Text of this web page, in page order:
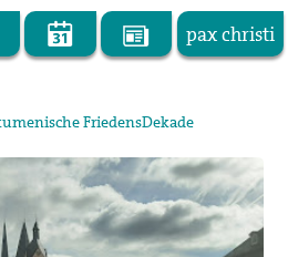
pax christi
FriedensDekade